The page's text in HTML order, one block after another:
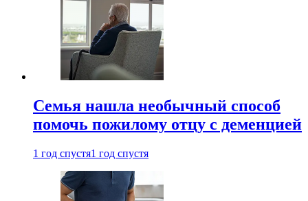
Семья нашла необычный способ
помочь пожилому отцу с деменцией
1 год спустя1 год спустя